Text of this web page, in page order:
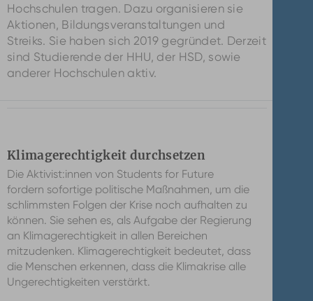
Hochschulen tragen. Dazu organisieren sie
Aktionen, Bildungsveranstaltungen und
Streiks. Sie haben sich 2019 gegründet. Derzeit
sind Studierende der HHU, der HSD, sowie
anderer Hochschulen aktiv.
Klimagerechtigkeit durchsetzen
Die Aktivist:innen von Students for Future
fordern sofortige politische Maßnahmen, um die
schlimmsten Folgen der Krise noch aufhalten zu
können. Sie sehen es, als Aufgabe der Regierung
an Klimagerechtigkeit in allen Bereichen
mitzudenken. Klimagerechtigkeit bedeutet, dass
die Menschen erkennen, dass die Klimakrise alle
Ungerechtigkeiten verstärkt.